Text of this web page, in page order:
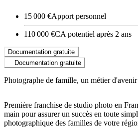
15 000 €Apport personnel
110 000 €CA potentiel après 2 ans
Documentation gratuite
Documentation gratuite
Photographe de famille, un métier d'avenir
Première franchise de studio photo en
main pour assurer un succès en toute
photographique des familles de votre